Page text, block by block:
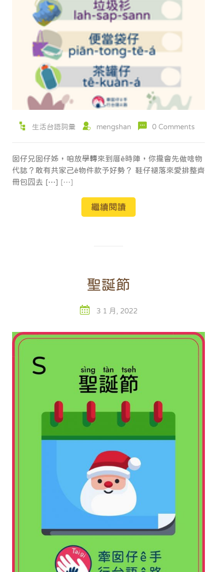
生活台語詞彙 mengshan 0 Comments
囡仔兄囡仔姊，咱放學轉來到厝ê時陣，你攏會先做啥物
代誌？敢有共家己ê物件款予好勢？ 鞋仔褪落來愛排整齊
冊包囥去 […] […]
繼續閱讀
聖誕節
3 1 月, 2022